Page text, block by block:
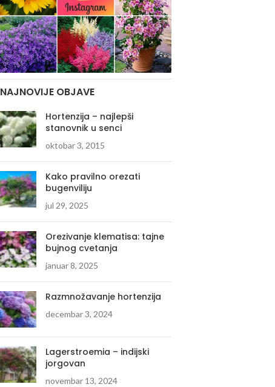
NAJNOVIJE OBJAVE
Hortenzija – najlepši
stanovnik u senci
oktobar 3, 2015
Kako pravilno orezati
bugenviliju
jul 29, 2025
Orezivanje klematisa: tajne
bujnog cvetanja
januar 8, 2025
Razmnožavanje hortenzija
decembar 3, 2024
Lagerstroemia – indijski
jorgovan
novembar 13, 2024